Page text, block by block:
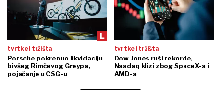
tvrtke i tržišta
Porsche pokrenuo likvidaciju
bivšeg Rimčevog Greypa,
pojačanje u CSG-u
tvrtke i tržišta
Dow Jones ruši rekorde,
Nasdaq klizi zbog SpaceX-a i
AMD-a